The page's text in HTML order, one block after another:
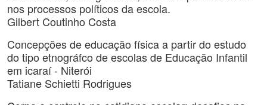
nos processos políticos da escola.
Gilbert Coutinho Costa
Concepções de educação física a partir do estudo
do tipo etnográfco de escolas de Educação Infantil
em icaraí - Niterói
Tatiane Schietti Rodrigues